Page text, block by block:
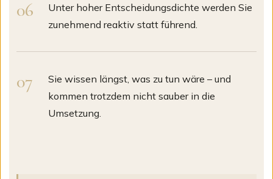
Unter hoher Entscheidungsdichte werden Sie
zunehmend reaktiv statt führend.
Sie wissen längst, was zu tun wäre – und
kommen trotzdem nicht sauber in die
Umsetzung.